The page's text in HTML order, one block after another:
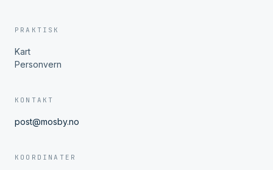
PRAKTISK
Kart
Personvern
KONTAKT
post@mosby.no
KOORDINATER